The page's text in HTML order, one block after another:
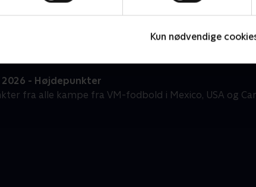
Kun nødvendige
2026 - Højdepunkter
fra alle kampe fra VM-fodbold i Mexico, USA og